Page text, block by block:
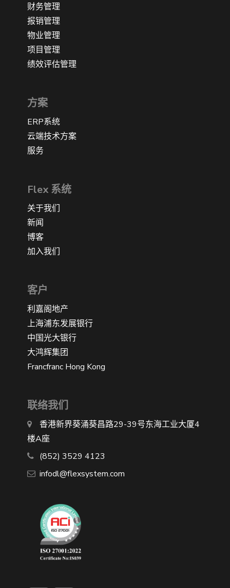
财务管理
报销管理
物业管理
项目管理
绩效评估管理
方案
ERP系统
云端技术方案
服务
Flex 系统
关于我们
新闻
博客
加入我们
客户
利嘉阁地产
上海浦东发展银行
中国光大银行
大鸿辉集团
Francfranc Hong Kong
联络我们
香港新界葵涌葵昌路29-39号东海工业大厦4
楼A座
(852) 3529 4123
infodl@flexsystem.com